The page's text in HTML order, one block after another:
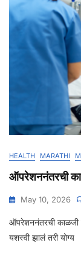
HEALTH MARATHI
ऑपरेशननंतरची
May 10, 2026
ऑपरेशननंतरची काळजी
यशस्वी झालं तरी योग्य